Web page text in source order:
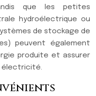
que les petites
hydroélectrique ou
de stockage de
peuvent également
produite et assurer
électricité.